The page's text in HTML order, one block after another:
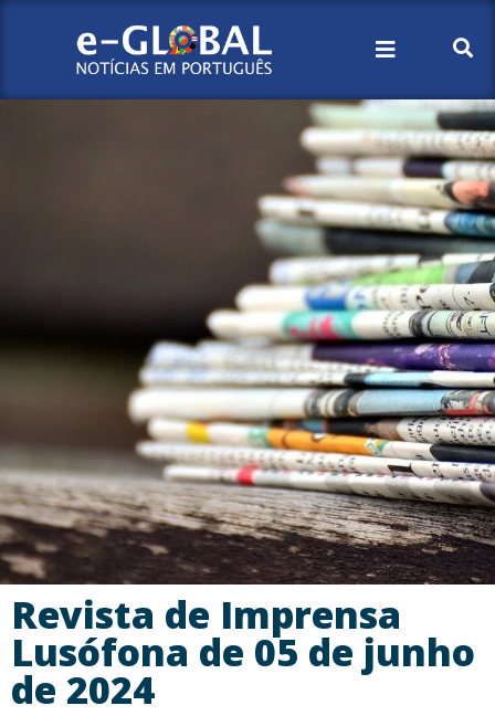
Revista de Imprensa
Lusófona de 05 de junho
de 2024